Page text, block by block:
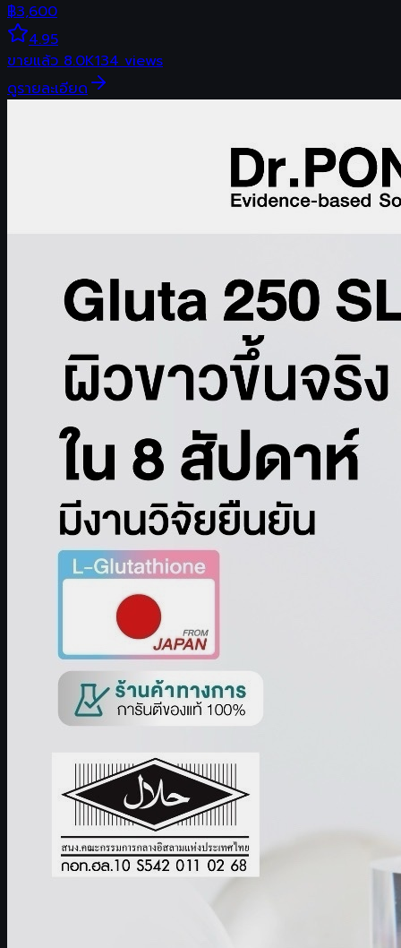
฿3,600
4.95
ขายแล้ว8.0K134views
ดูรายละเอียด